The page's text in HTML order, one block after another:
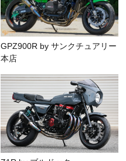
GPZ900R by サンクチュアリー
本店